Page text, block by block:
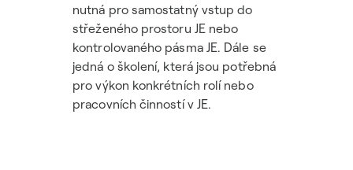
nutná pro samostatný vstup do
střeženého prostoru JE nebo
kontrolovaného pásma JE. Dále se
jedná o školení, která jsou potřebná
pro výkon konkrétních rolí nebo
pracovních činností v JE.